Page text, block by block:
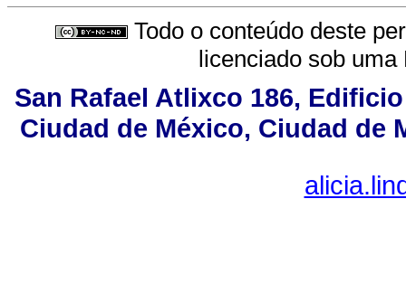
Todo o conteúdo deste
licenciado sob uma
San Rafael Atlixco 186,
Ciudad de México, Ciudad de